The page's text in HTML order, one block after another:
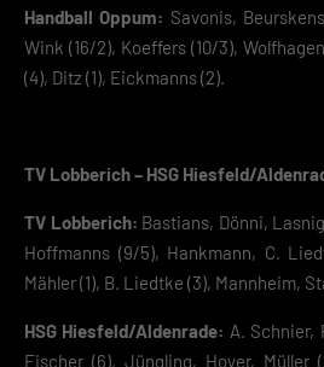
Handball Oppum: Savonis,
Wink (16/2), Koeffers (10/3),
(4), Ditz (1), Eickmanns (2).
TV Lobberich – HSG Hiesfeld/
TV Lobberich: Bastians, Dönni,
Hoffmanns (9/5), Hankmann, C.
Mähler (1), B. Liedtke (3), Mannheim,
HSG Hiesfeld/Aldenrade: A. Schnier,
Fischer (6), Jüngling, Hoyer, Müller